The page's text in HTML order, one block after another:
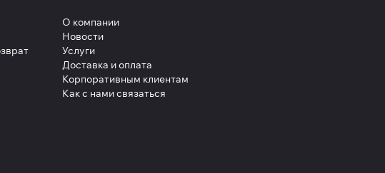
О компании
Новости
Услуги
Доставка и оплата
Корпоративным клиентам
Как с нами связаться